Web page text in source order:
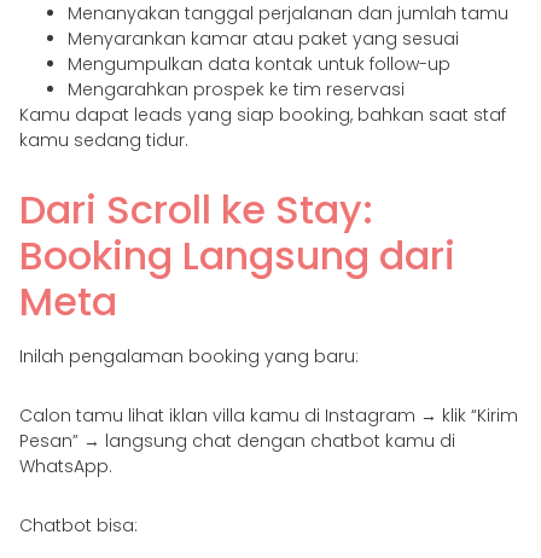
Menanyakan tanggal perjalanan dan jumlah tamu
Menyarankan kamar atau paket yang sesuai
Mengumpulkan data kontak untuk follow-up
Mengarahkan prospek ke tim reservasi
Kamu dapat leads yang siap booking, bahkan saat staf
kamu sedang tidur.
Dari Scroll ke Stay:
Booking Langsung dari
Meta
Inilah pengalaman booking yang baru:
Calon tamu lihat iklan villa kamu di Instagram → klik “Kirim
Pesan” → langsung chat dengan chatbot kamu di
WhatsApp.
Chatbot bisa: